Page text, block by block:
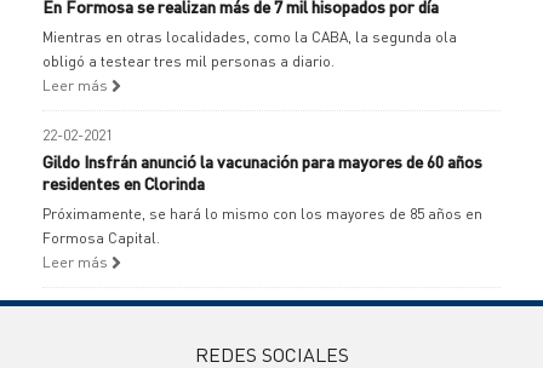
En Formosa se realizan más de 7 mil hisopados por día
Mientras en otras localidades, como la CABA, la segunda ola
obligó a testear tres mil personas a diario.
Leer más
22-02-2021
Gildo Insfrán anunció la vacunación para mayores de 60 años
residentes en Clorinda
Próximamente, se hará lo mismo con los mayores de 85 años en
Formosa Capital.
Leer más
REDES SOCIALES